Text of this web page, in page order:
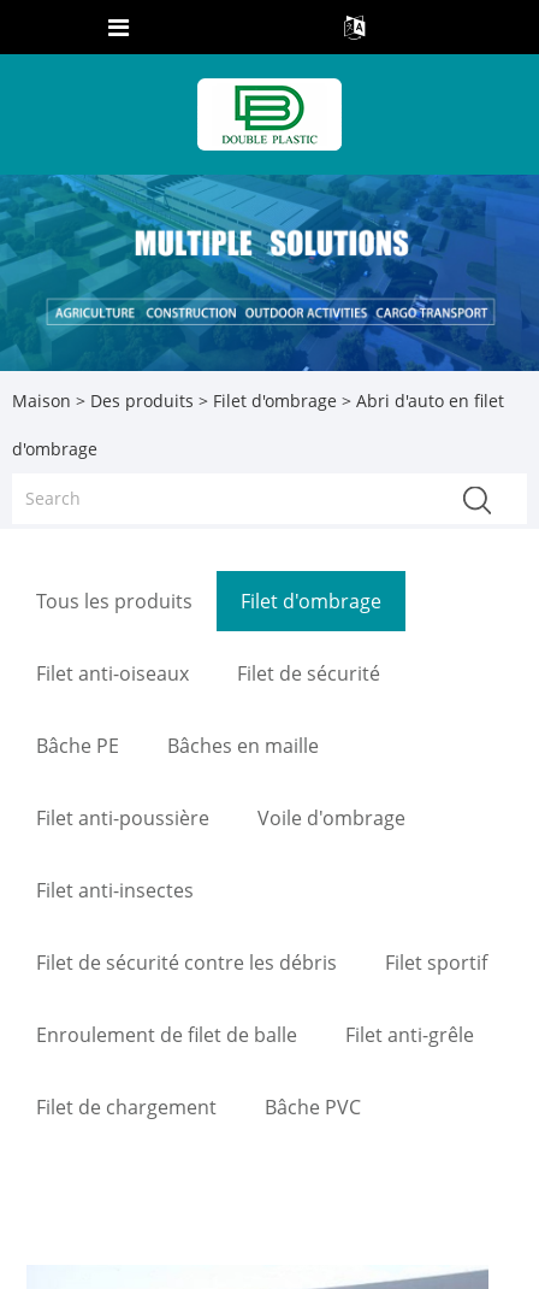
Maison > Des produits > Filet d'ombrage > Abri d'auto en filet
d'ombrage
Tous les produits Filet d'ombrage
Filet anti-oiseaux Filet de sécurité
Bâche PE Bâches en maille
Filet anti-poussière Voile d'ombrage
Filet anti-insectes
Filet de sécurité contre les débris Filet sportif
Enroulement de filet de balle Filet anti-grêle
Filet de chargement Bâche PVC